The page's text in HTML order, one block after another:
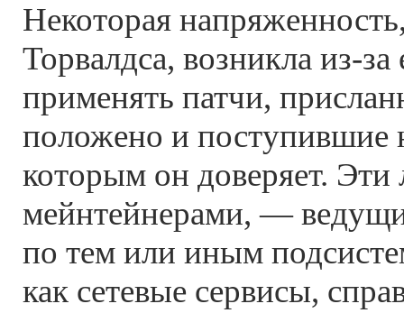
Некоторая
Торвалдса, возникла из-за
применять патчи,
положено и поступившие
которым он доверяет.
мейнтейнерами, —
по тем или иным
как сетевые сервисы,